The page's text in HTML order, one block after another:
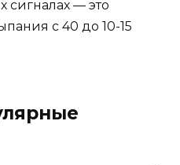
сигналах — это
с 40 до 10-15